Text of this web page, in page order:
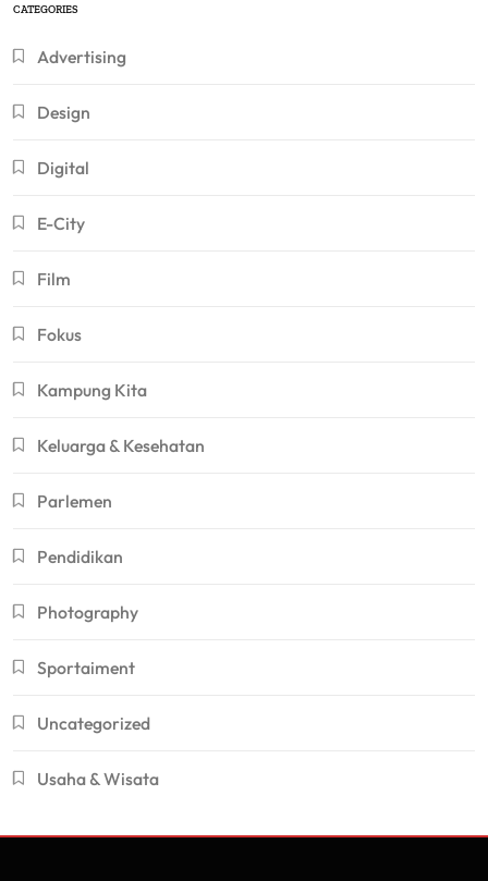
CATEGORIES
Advertising
Design
Digital
E-City
Film
Fokus
Kampung Kita
Keluarga & Kesehatan
Parlemen
Pendidikan
Photography
Sportaiment
Uncategorized
Usaha & Wisata